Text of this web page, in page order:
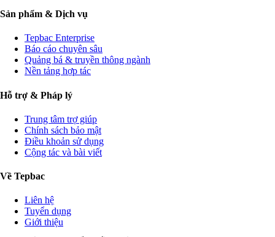
Sản phẩm & Dịch vụ
Tepbac Enterprise
Báo cáo chuyên sâu
Quảng bá & truyền thông ngành
Nền tảng hợp tác
Hỗ trợ & Pháp lý
Trung tâm trợ giúp
Chính sách bảo mật
Điều khoản sử dụng
Cộng tác và bài viết
Về Tepbac
Liên hệ
Tuyển dụng
Giới thiệu